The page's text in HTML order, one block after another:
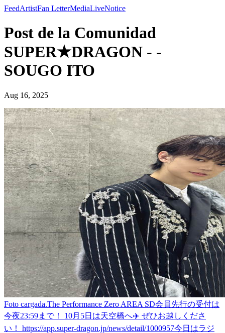
FeedArtistFan LetterMediaLiveNotice
Post de la Comunidad
SUPER★DRAGON - -
SOUGO ITO
Aug 16, 2025
Foto cargada.The Performance Zero AREA SD会員先行の受付は
今夜23:59まで！ 10月5日は天空橋へ✈️ ぜひお越しくださ
い！ https://app.super-dragon.jp/news/detail/1000957今日はラジ